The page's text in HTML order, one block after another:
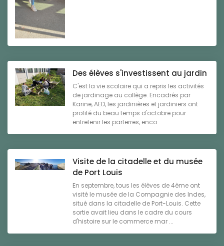
Des élèves s'investissent au jardin
C'est la vie scolaire qui a repris les activités
de jardinage au collège. Encadrés par
Karine, AED, les jardinières et jardiniers ont
profité du beau temps d'octobre pour
entretenir les parterres, enco ...
Visite de la citadelle et du musée
de Port Louis
En septembre, tous les élèves de 4ème ont
visité le musée de la Compagnie des Indes,
situé dans la citadelle de Port-Louis. Cette
sortie avait lieu dans le cadre du cours
d'histoire sur le commerce mar ...